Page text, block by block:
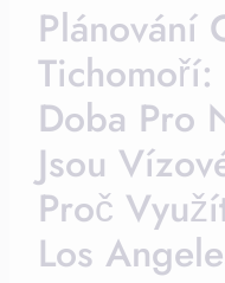
Plánování
Doba Pro
Jsou
Proč
Los